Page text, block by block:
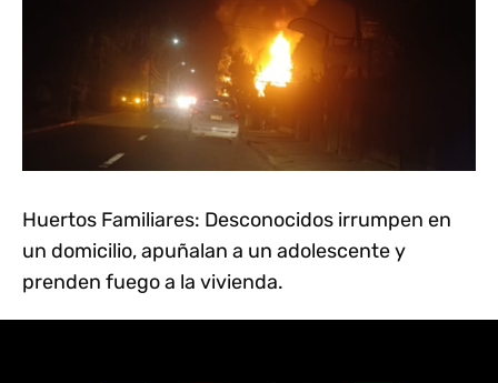
Huertos Familiares: Desconocidos irrumpen en
un domicilio, apuñalan a un adolescente y
prenden fuego a la vivienda.